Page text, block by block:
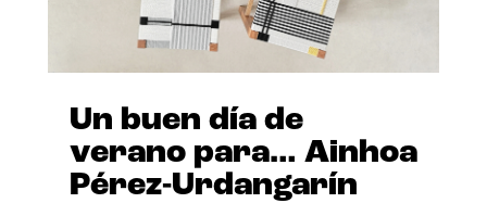
Un buen día de
verano para… Ainhoa
Pérez-Urdangarín